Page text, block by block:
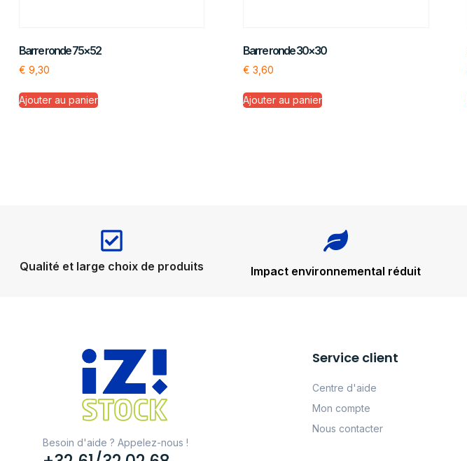
Barre ronde 75×52
€ 9,30
Ajouter au panier
Barre ronde 30×30
€ 3,60
Ajouter au panier
Qualité et large choix de produits Impact environnemental réduit
Besoin d'aide ? Appelez-nous !
Service client
Centre d'aide
Mon compte
Nous contacter